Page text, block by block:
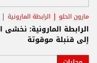
مارون الحلو الرابطة المارونية
الرابطة المارونية: نخشى
إلى قنبلة موقوتة